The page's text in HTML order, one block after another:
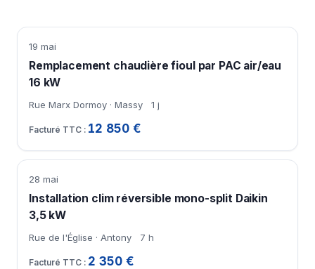
19 mai
Remplacement chaudière fioul par PAC air/eau
16 kW
Rue Marx Dormoy · Massy 1 j
12 850 €
28 mai
Installation clim réversible mono-split Daikin
3,5 kW
Rue de l'Église · Antony 7 h
2 350 €